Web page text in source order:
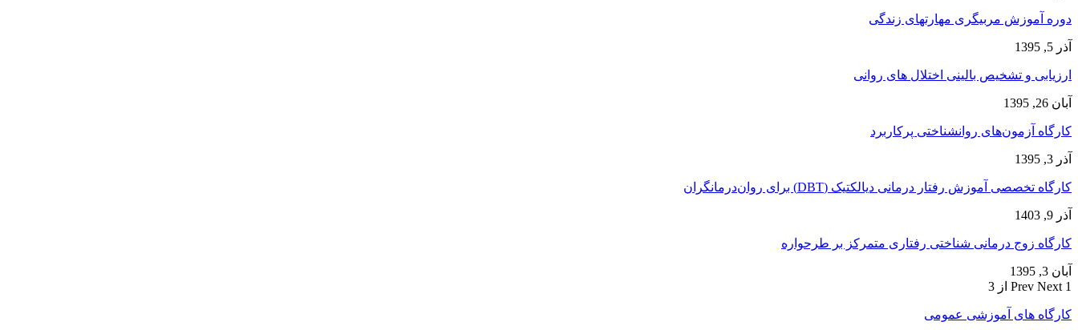
دوره آموزش مربیگری مهارتهای زندگی
آذر 5, 1395
ارزیابی و تشخیص بالینی اختلال های روانی
آبان 26, 1395
کارگاه آزمون‌های روانشناختی پرکاربرد
آذر 3, 1395
کارگاه تخصصی آموزش رفتار درمانی دیالکتیک (DBT) برای روان‌درمانگران
آذر 9, 1403
کارگاه زوج‌ درمانی شناختی رفتاری متمرکز بر طرحواره
آبان 3, 1395
Prev Next 1 از 3
کارگاه های آموزشی عمومی